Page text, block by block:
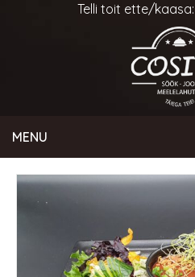
Telli toit ette/kaasa:
MENU